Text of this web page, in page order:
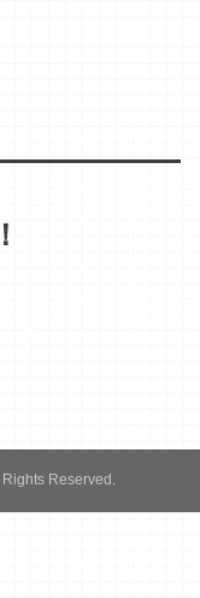
Rights Reserved.